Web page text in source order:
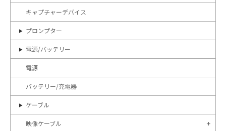
キャプチャーデバイス
プロンプター
電源/バッテリー
電源
バッテリー/充電器
ケーブル
映像ケーブル